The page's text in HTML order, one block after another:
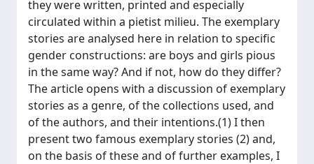
they were written, printed and especially
circulated within a pietist milieu. The exemplary
stories are analysed here in relation to specific
gender constructions: are boys and girls pious
in the same way? And if not, how do they differ?
The article opens with a discussion of exemplary
stories as a genre, of the collections used, and
of the authors, and their intentions.(1) I then
present two famous exemplary stories (2) and,
on the basis of these and of further examples, I